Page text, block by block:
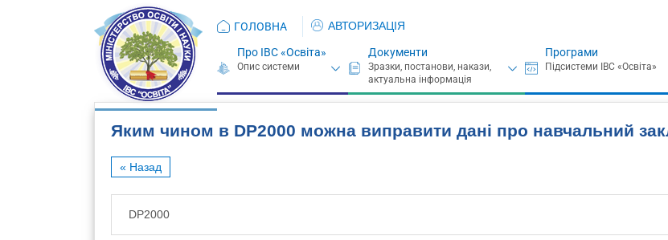
ГОЛОВНА АВТОРИЗАЦІЯ
Про ІВС «Освіта» Документи Програми
Яким чином в DP2000 можна виправити дані про навчальний
« Назад
DP2000